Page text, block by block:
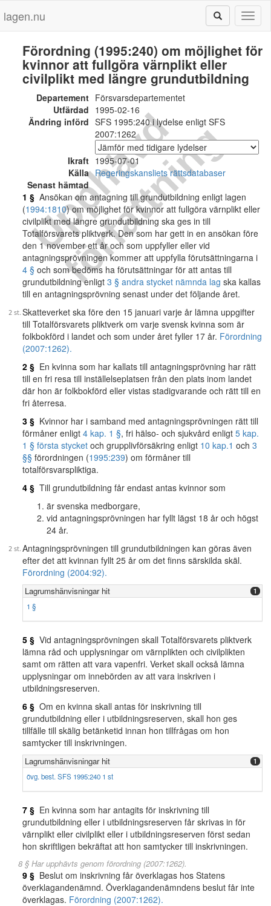
lagen.nu
U
p
p
h
ä
v
d
f
ö
r
f
a
t
t
n
i
n
g
Förordning (1995:240) om möjlighet för
kvinnor att fullgöra värnplikt eller
civilplikt med längre grundutbildning
Departement Försvarsdepartementet
Utfärdad 1995-02-16
Ändring införd SFS 1995:240 i lydelse enligt SFS
2007:1262
Ikraft 1995-07-01
Källa Regeringskansliets rättsdatabaser
Senast hämtad
1 § Ansökan om antagning till grundutbildning enligt lagen
(1994:1810) om möjlighet för kvinnor att fullgöra värnplikt eller
civilplikt med längre grundutbildning ska ges in till
Totalförsvarets pliktverk. Den som har gett in en ansökan före
den 1 november ett år och som uppfyller eller vid
antagningsprövningen kommer att uppfylla förutsättningarna i
4 § och som bedöms ha förutsättningar för att antas till
grundutbildning enligt 3 § andra stycket nämnda lag ska kallas
till en antagningsprövning senast under det följande året.
Skatteverket ska före den 15 januari varje år lämna uppgifter
till Totalförsvarets pliktverk om varje svensk kvinna som är
folkbokförd i landet och som under året fyller 17 år. Förordning
(2007:1262).
2 § En kvinna som har kallats till antagningsprövning har rätt
till en fri resa till inställelseplatsen från den plats inom landet
där hon är folkbokförd eller vistas stadigvarande och rätt till en
fri återresa.
3 § Kvinnor har i samband med antagningsprövningen rätt till
förmåner enligt 4 kap. 1 §, fri hälso- och sjukvård enligt 5 kap.
1 § första stycket och grupplivförsäkring enligt 10 kap.1 och 3
§§ förordningen (1995:239) om förmåner till
totalförsvarspliktiga.
4 § Till grundutbildning får endast antas kvinnor som
är svenska medborgare,
vid antagningsprövningen har fyllt lägst 18 år och högst
24 år.
Antagningsprövningen till grundutbildningen kan göras även
efter det att kvinnan fyllt 25 år om det finns särskilda skäl.
Förordning (2004:92).
Lagrumshänvisningar hit 1
1 §
5 § Vid antagningsprövningen skall Totalförsvarets pliktverk
lämna råd och upplysningar om värnplikten och civilplikten
samt om rätten att vara vapenfri. Verket skall också lämna
upplysningar om innebörden av att vara inskriven i
utbildningsreserven.
6 § Om en kvinna skall antas för inskrivning till
grundutbildning eller i utbildningsreserven, skall hon ges
tillfälle till skälig betänketid innan hon tillfrågas om hon
samtycker till inskrivningen.
Lagrumshänvisningar hit 1
övg. best. SFS 1995:240 1 st
7 § En kvinna som har antagits för inskrivning till
grundutbildning eller i utbildningsreserven får skrivas in för
värnplikt eller civilplikt eller i utbildningsreserven först sedan
hon skriftligen bekräftat att hon samtycker till inskrivningen.
8 § Har upphävts genom förordning (2007:1262).
9 § Beslut om inskrivning får överklagas hos Statens
överklagandenämnd. Överklagandenämndens beslut får inte
överklagas. Förordning (2007:1262).